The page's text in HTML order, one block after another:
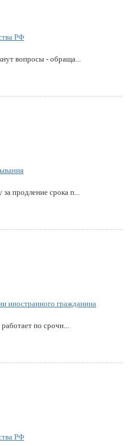
РФ
вопросы - обраща...
продление срока п...
иностранного гражданина
по срочн...
РФ